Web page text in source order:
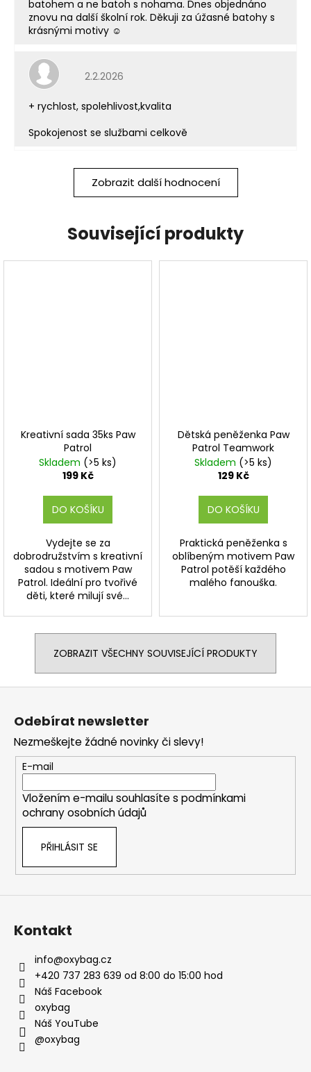
batohem a ne batoh s nohama. Dnes objednáno
znovu na další školní rok. Děkuji za úžasné batohy s
krásnými motivy ☺️
Hodnocení obchodu je 5 z 5 hvězdiček.
2.2.2026
+ rychlost, spolehlivost,kvalita
Spokojenost se službami celkově
Zobrazit další hodnocení
Související produkty
Kreativní sada 35ks Paw
Patrol
Skladem (>5 ks)
199 Kč
DO KOŠÍKU
Vydejte se za
dobrodružstvím s kreativní
sadou s motivem Paw
Patrol. Ideální pro tvořivé
děti, které milují své...
Dětská peněženka Paw
Patrol Teamwork
Skladem (>5 ks)
129 Kč
DO KOŠÍKU
Praktická peněženka s
oblíbeným motivem Paw
Patrol potěší každého
malého fanouška.
ZOBRAZIT VŠECHNY SOUVISEJÍCÍ PRODUKTY
Z
Odebírat newsletter
Nezmeškejte žádné novinky či slevy!
E-mail
Vložením e-mailu souhlasíte s podmínkami
ochrany osobních údajů
PŘIHLÁSIT SE
Kontakt
info@oxybag.cz
+420 737 283 639 od 8:00 do 15:00 hod
Náš Facebook
oxybag
Náš YouTube
@oxybag